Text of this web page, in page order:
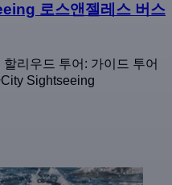
로스앤젤레스 버스
리우드 투어: 가이드 투어
Sightseeing